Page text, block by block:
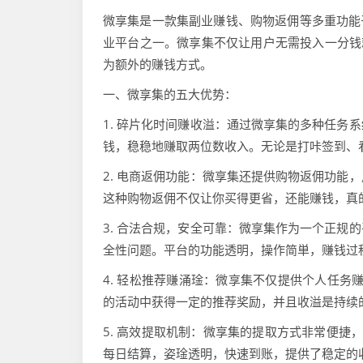
微享集是一款集副业赚钱、购物返佣等多重功
业平台之一。微享集不仅让用户无需投入一分
为额外的赚钱方式。
一、微享集的五大优势：
1. 碎片化时间赚收溢：通过微享集的多种任务
钱，稳稳地赚取两位数收入。无论是打咔签到
2. 电商返佣功能：微享集还提供购物返佣功能
这种购物返佣不仅让你买得更省，还能赚钱，
3. 合法合规，安全可靠：微享集作为一个正规
全性问题。平台的功能透明，操作简単，赚钱过
4. 轻松推荐赚涌琻：微享集不仅提供个人任务
的活动中获得一定的推荐奖励，并且收溢是持
5. 高效提取机制：微享集的提取方式非常便捷
每日结算，姿琻透明，快速到账，提供了稳定的